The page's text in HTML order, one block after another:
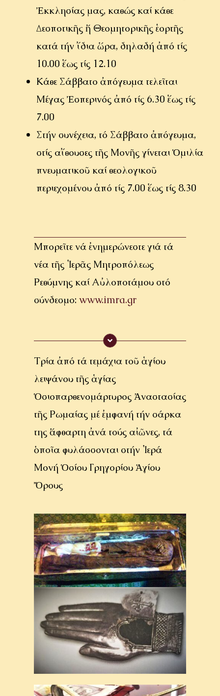
Ἐκκλησίας μας, καθώς καί κάθε
Δεσποτικῆς ἤ Θεομητορικῆς ἑορτῆς
κατά τήν ἴδια ὥρα, δηλαδή ἀπό τίς
10.00 ἕως τίς 12.10
Κάθε Σάββατο ἀπόγευμα τελεῖται
ΜέγαςἘσπερινόςἀπό τίς 6.30 ἕως τίς
7.00
Στήν συνέχεια, τό Σάββατο ἀπόγευμα,
στίς αἴθουσες τῆς Μονῆς γίνεταιὉμιλία
πνευματικοῦ καί θεολογικοῦ
περιεχομένουἀπό τίς 7.00 ἕως τίς 8.30
Μπορεῖτε νά ἐνημερώνεστε γιά τά
νέα τῆς Ἱερᾶς Μητροπόλεως
Ρεθύμνης καί Αὐλοποτάμου στό
σύνδεσμο: www.imra.gr
Τρία ἀπό τά τεμάχια τοῦ ἁγίου
λειψάνου τῆς ἁγίας
Ὁσιοπαρθενομάρτυρος Ἀναστασίας
τῆς Ρωμαίας μέ ἐμφανή τήν σάρκα
της ἄφθαρτη ἀνά τούς αἰῶνες, τά
ὁποῖα φυλάσσονται στήν Ἱερά
Μονή Ὁσίου Γρηγορίου Ἁγίου
Ὄρους